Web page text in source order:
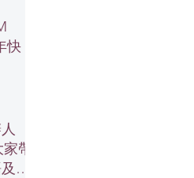
快
帶
塔